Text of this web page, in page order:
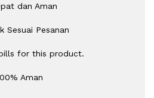
dan Aman
Sesuai Pesanan
for this product.
Aman